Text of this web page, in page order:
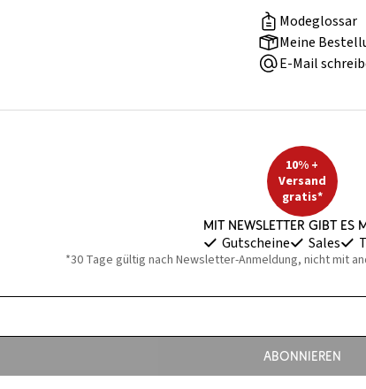
Modeglossar
Meine
E-Mail
10% +
Versand
gratis*
Mit Newsletter gibt es
Gutscheine Sales
*30 Tage gültig nach Newsletter-Anmeldung, nicht mit
Abonnieren